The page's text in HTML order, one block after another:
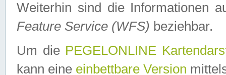
Weiterhin sind die Informationen
Feature Service (WFS) beziehbar.
Um die PEGELONLINE
kann eine einbettbare Version